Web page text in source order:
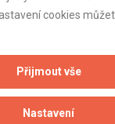
firmy a řemeslníci
a ochrana osobních
cookies
Přijmout vše
Nastavení